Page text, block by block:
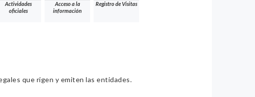
Actividades
oficiales
Acceso a la
información
Registro de Visitas
que rigen y emiten las entidades.